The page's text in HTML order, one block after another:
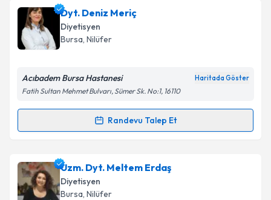
Dyt. Serenay Bölükbaşiçin randevu takvimi talebi
oluşturun. Size bu uzmandan randevu almanız için bir
takvim hazırlandığında e-posta ile bilgilendireceğiz.
Kişisel verilerimin işlenmesine ilişkin
Metni'ni okudum ve kişisel verilerimin belirtilen
Takvim Talebini Gönder
Dyt. Deniz Meriç
Diyetisyen
Bursa, Nilüfer
Acıbadem Bursa Hastanesi Haritada Göster
Fatih Sultan Mehmet Bulvarı, Sümer Sk. No:1, 16110
Randevu Talep Et
Randevu Takvimi Talebi
Dyt. Deniz Meriçiçin randevu takvimi talebi
oluşturun. Size bu uzmandan randevu almanız için bir
takvim hazırlandığında e-posta ile bilgilendireceğiz.
Uzm. Dyt. Meltem Erdaş
Diyetisyen
Bursa, Nilüfer